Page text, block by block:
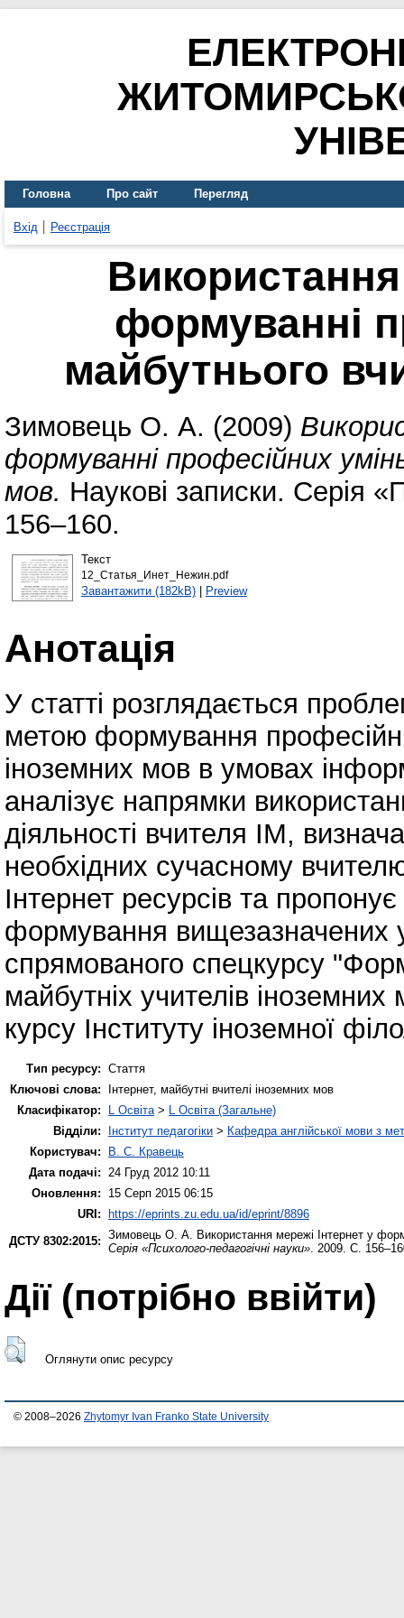
Головна Про сайт Перегляд
Вхід Реєстрація
формуванні
майбутнього
Зимовець О. А. (2009)
формуванні професійних
мов. Наукові записки. Серія
156–160.
Текст
12_Статья_Инет_Нежин.pdf
Завантажити (182kB)| Preview
Анотація
У статті розглядається
метою формування
іноземних мов в умовах
аналізує напрямки
діяльності вчителя ІМ,
необхідних сучасному
Інтернет ресурсів та
формування вищезазначених
спрямованого спецкурсу
майбутніх учителів
курсу Інституту іноземної
Тип ресурсу: Стаття
Ключові слова:
Інтернет, майбутні вчителі іноземних мов
Класифікатор:
L Освіта > L Освіта (Загальне)
Відділи:
Інститут педагогіки > Кафедра англійської мови з
Користувач:
В. С. Кравець
Дата подачі:
24 Груд 2012 10:11
Оновлення:
15 Серп 2015 06:15
URI: https://eprints.zu.edu.ua/id/eprint/8896
ДСТУ 8302:2015: Зимовець О. А. Використання мережі Інтернет у
Серія «Психолого-педагогічні науки» . 2009. С.
Дії ​​(потрібно ввійти)
Оглянути опис ресурсу
© 2008–2026 Zhytomyr Ivan Franko State University